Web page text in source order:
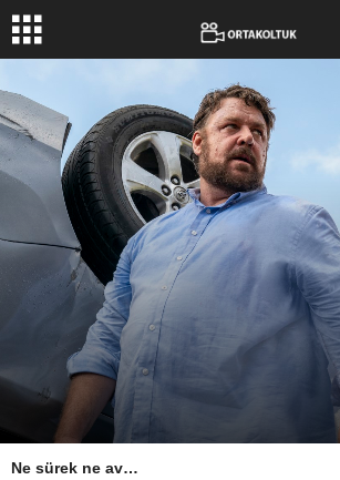
Yazar: Kamuran Kaya
Ne sürek ne av…